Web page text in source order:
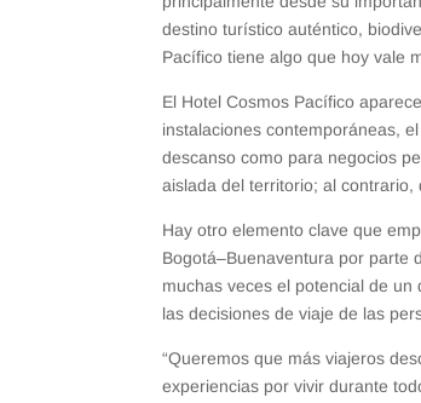
destino turístico auténtico,
Pacífico tiene algo que hoy vale
El Hotel Cosmos Pacífico
instalaciones contemporáneas,
descanso como para negocios
aislada del territorio; al
Hay otro elemento clave que
Bogotá–Buenaventura por parte
muchas veces el potencial de
las decisiones de viaje de las
“Queremos que más viajeros
experiencias por vivir durante